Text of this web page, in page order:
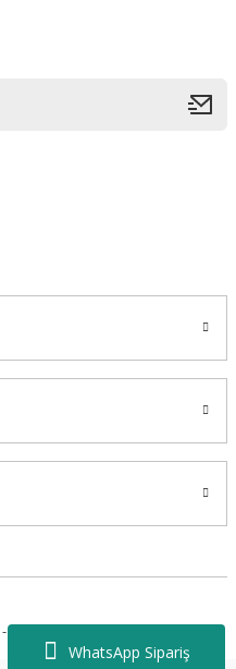
WhatsApp Sipariş
Hakları Saklıdır.